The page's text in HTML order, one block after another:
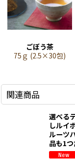
ごぼう茶
75ｇ (2.5×30包)
関連商品
選べる
しルイ
ルーツ
品も1つ